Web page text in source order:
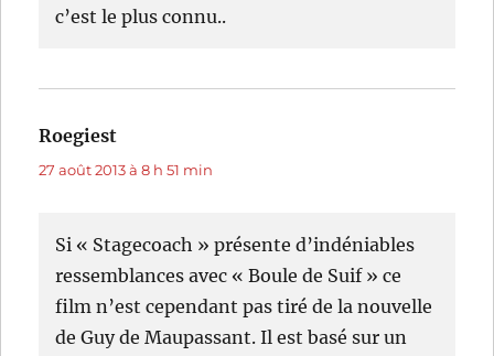
c’est le plus connu..
Roegiest
27 août 2013 à 8 h 51 min
Si « Stagecoach » présente d’indéniables
ressemblances avec « Boule de Suif » ce
film n’est cependant pas tiré de la nouvelle
de Guy de Maupassant. Il est basé sur un